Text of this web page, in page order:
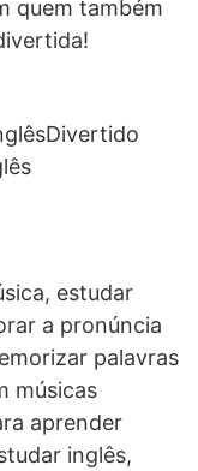
quem também
estudar
a pronúncia
palavras
músicas
aprender
inglês,